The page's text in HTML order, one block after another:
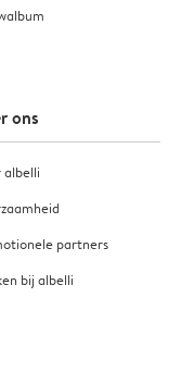
ons
partners
bij albelli